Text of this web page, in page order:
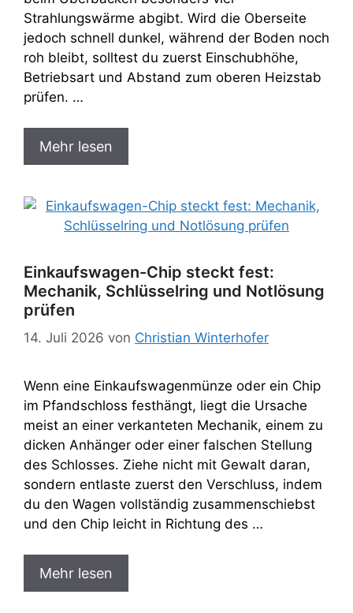
Strahlungswärme abgibt. Wird die Oberseite
jedoch schnell dunkel, während der Boden noch
roh bleibt, solltest du zuerst Einschubhöhe,
Betriebsart und Abstand zum oberen Heizstab
prüfen. …
Mehr lesen
Einkaufswagen-Chip steckt fest:
Mechanik, Schlüsselring und Notlösung
prüfen
14. Juli 2026 von Christian Winterhofer
Wenn eine Einkaufswagenmünze oder ein Chip
im Pfandschloss festhängt, liegt die Ursache
meist an einer verkanteten Mechanik, einem zu
dicken Anhänger oder einer falschen Stellung
des Schlosses. Ziehe nicht mit Gewalt daran,
sondern entlaste zuerst den Verschluss, indem
du den Wagen vollständig zusammenschiebst
und den Chip leicht in Richtung des …
Mehr lesen